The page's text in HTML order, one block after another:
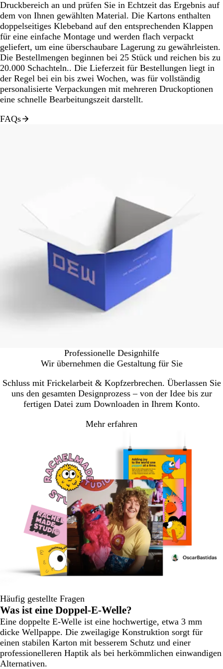
Druckbereich an und prüfen Sie in Echtzeit das Ergebnis auf
dem von Ihnen gewählten Material. Die Kartons enthalten
doppelseitiges Klebeband auf den entsprechenden Klappen
für eine einfache Montage und werden flach verpackt
geliefert, um eine überschaubare Lagerung zu gewährleisten.
Die Bestellmengen beginnen bei 25 Stück und reichen bis zu
20.000 Schachteln.. Die Lieferzeit für Bestellungen liegt in
der Regel bei ein bis zwei Wochen, was für vollständig
personalisierte Verpackungen mit mehreren Druckoptionen
eine schnelle Bearbeitungszeit darstellt.
FAQs
Professionelle Designhilfe
Wir übernehmen die Gestaltung für Sie
Schluss mit Frickelarbeit & Kopfzerbrechen. Überlassen Sie
uns den gesamten Designprozess – von der Idee bis zur
fertigen Datei zum Downloaden in Ihrem Konto.
Mehr erfahren
Häufig gestellte Fragen
Was ist eine Doppel-E-Welle?
Eine doppelte E-Welle ist eine hochwertige, etwa 3 mm
dicke Wellpappe. Die zweilagige Konstruktion sorgt für
einen stabilen Karton mit besserem Schutz und einer
professionelleren Haptik als bei herkömmlichen einwandigen
Alternativen.